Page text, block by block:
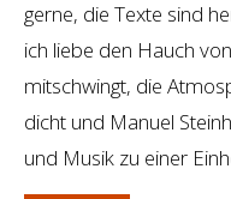
gerne, die Texte sind
ich liebe den Hauch
mitschwingt, die
dicht und Manuel
und Musik zu einer